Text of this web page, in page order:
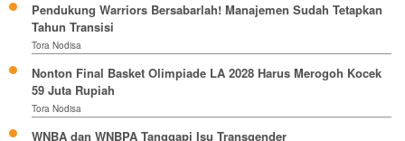
Pendukung Warriors Bersabarlah! Manajemen Sudah Tetapkan
Tahun Transisi
Tora Nodisa
Nonton Final Basket Olimpiade LA 2028 Harus Merogoh Kocek
59 Juta Rupiah
Tora Nodisa
WNBA dan WNBPA Tanggapi Isu Transgender